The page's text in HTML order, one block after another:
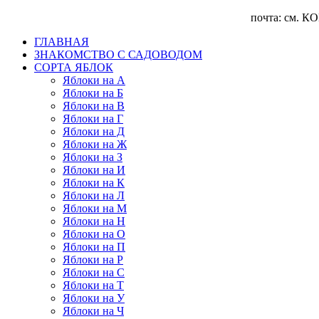
почта: см.
ГЛАВНАЯ
ЗНАКОМСТВО С САДОВОДОМ
CОРТА ЯБЛОК
Яблоки на А
Яблоки на Б
Яблоки на В
Яблоки на Г
Яблоки на Д
Яблоки на Ж
Яблоки на З
Яблоки на И
Яблоки на К
Яблоки на Л
Яблоки на М
Яблоки на Н
Яблоки на О
Яблоки на П
Яблоки на Р
Яблоки на С
Яблоки на Т
Яблоки на У
Яблоки на Ч